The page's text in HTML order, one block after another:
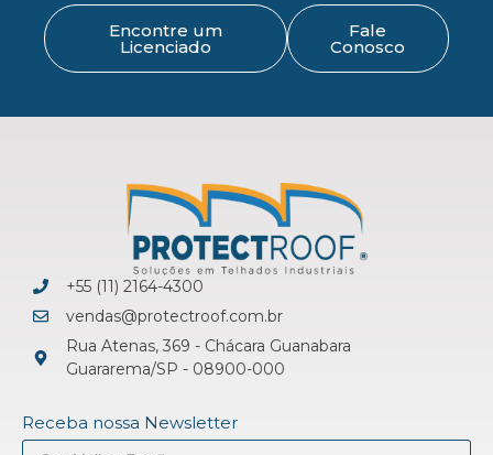
Encontre um
Licenciado
Fale
Conosco
+55 (11) 2164-4300
vendas@protectroof.com.br
Rua Atenas, 369 - Chácara Guanabara
Guararema/SP - 08900-000
Receba nossa Newsletter